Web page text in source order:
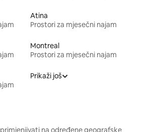
Atina
Prostori za mjesečni najam
Montreal
Prostori za mjesečni najam
Prikaži još
na određene geografske